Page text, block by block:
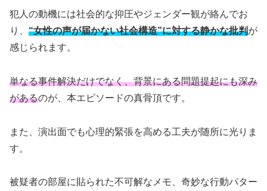
犯人の動機には社会的な抑圧やジェンダー観が絡んでお
り、 “女性の声が届かない社会構造”に対する静かな批判が
感じられます。
単なる事件解決だけでなく、背景にある問題提起にも深み
があるのが、本エピソードの真骨頂です。
また、演出面でも心理的緊張を高める工夫が随所に光りま
す。
被疑者の部屋に貼られた不可解なメモ、奇妙な行動パター